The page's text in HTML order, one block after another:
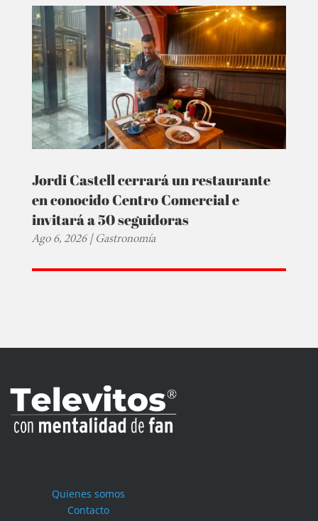
Jordi Castell cerrará un restaurante
en conocido Centro Comercial e
invitará a 50 seguidoras
Ago 6, 2026|Gastronomía
Quienes somos
Contacto